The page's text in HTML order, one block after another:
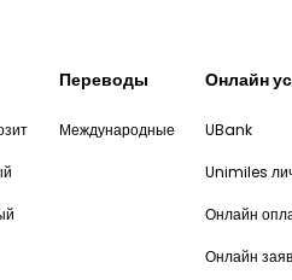
Переводы
Международные
Онлайн
UBank
Unimiles
Онлайн
Онлайн